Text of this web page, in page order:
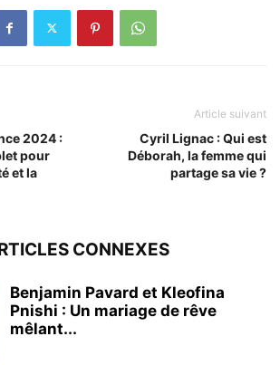
2024 :
pour
et la
Article suivant
Cyril Lignac : Qui est
Déborah, la femme qui
partage sa vie ?
CONNEXES
Benjamin Pavard et Kleofina
Pnishi : Un mariage de rêve
mêlant...